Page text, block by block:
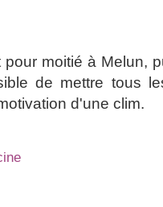
moitié à Melun,
de mettre tous
d'une clim.